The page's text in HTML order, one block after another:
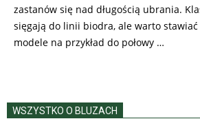
zastanów się nad długością ubrania.
sięgają do linii biodra, ale warto stawiać
modele na przykład do połowy …
WSZYSTKO O BLUZACH